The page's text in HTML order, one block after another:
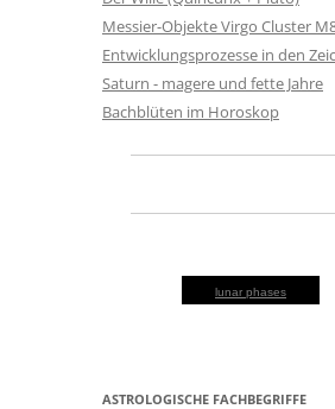
Messier-Objekte Virgo Cluster
Entwicklungsprozesse in den
Saturn - magere und fette Jahre
Bachblüten im Horoskop
lunar phases
ASTROLOGISCHE FACHBEGRIFFE